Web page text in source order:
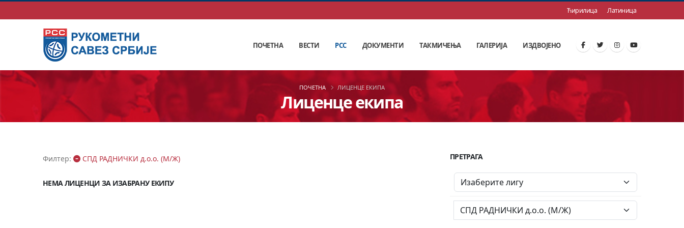
Ћирилица Латиница
ПОЧЕТНА ВЕСТИ РСС ДОКУМЕНТИ ТАКМИЧЕЊА ГАЛЕРИЈА ИЗДВОЈЕНО
Лиценце екипа
ПОЧЕТНА ЛИЦЕНЦЕ ЕКИПА
Филтер: СПД РАДНИЧКИ д.о.о. (М/Ж)
НЕМА ЛИЦЕНЦИ ЗА ИЗАБРАНУ ЕКИПУ
ПРЕТРАГА